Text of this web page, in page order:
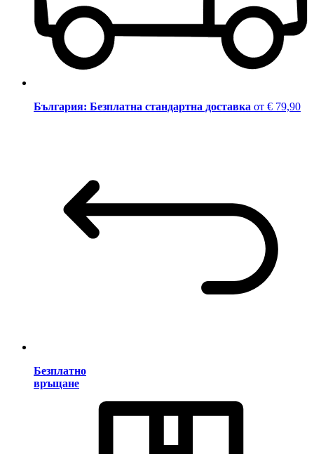
България: Безплатна стандартна доставка от € 79,90
Безплатно
връщане